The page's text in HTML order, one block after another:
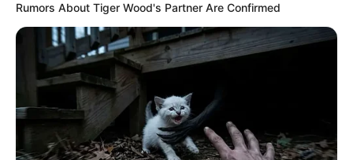
Rumors About Tiger Wood's Partner Are Confirmed